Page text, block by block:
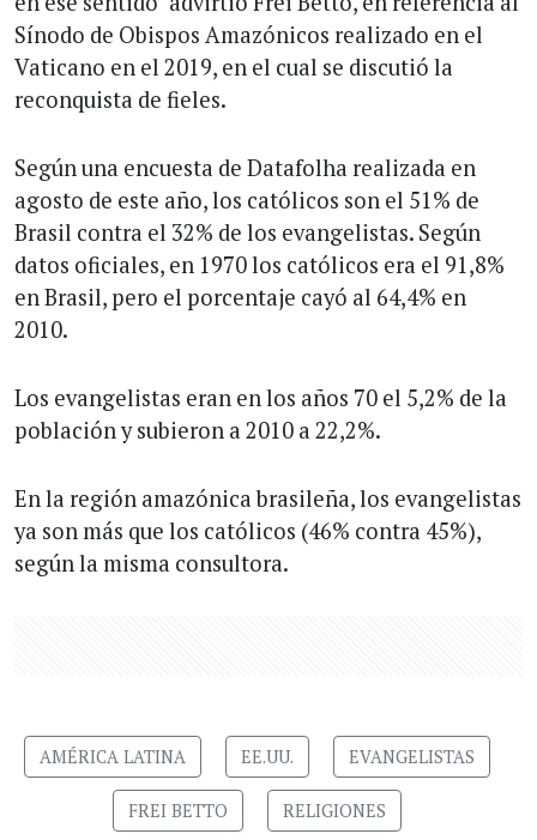
Sínodo de Obispos Amazónicos realizado en el
Vaticano en el 2019, en el cual se discutió la
reconquista de fieles.
Según una encuesta de Datafolha realizada en
agosto de este año, los católicos son el 51% de
Brasil contra el 32% de los evangelistas. Según
datos oficiales, en 1970 los católicos era el 91,8%
en Brasil, pero el porcentaje cayó al 64,4% en
2010.
Los evangelistas eran en los años 70 el 5,2% de la
población y subieron a 2010 a 22,2%.
En la región amazónica brasileña, los evangelistas
ya son más que los católicos (46% contra 45%),
según la misma consultora.
AMÉRICA LATINA EE.UU. EVANGELISTAS
FREI BETTO RELIGIONES